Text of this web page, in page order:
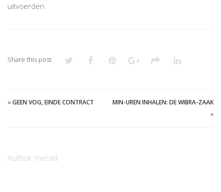
uitvoerden.
Share this post:
«GEEN VOG, EINDE CONTRACT
MIN-UREN INHALEN: DE WIBRA-ZAAK
»
Author: merad